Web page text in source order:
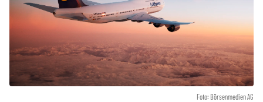
Foto: Börsenmedien AG